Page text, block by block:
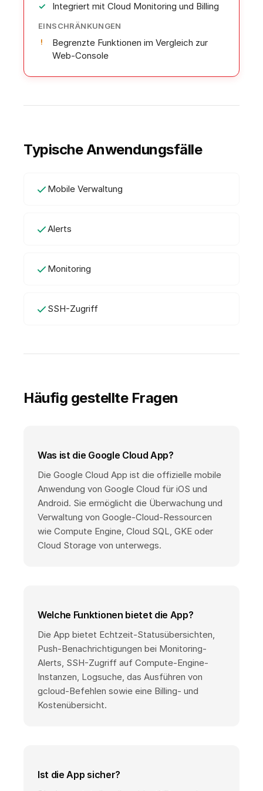
Integriert mit Cloud Monitoring und Billing
EINSCHRÄNKUNGEN
Begrenzte Funktionen im Vergleich zur
Web-Console
Typische Anwendungsfälle
Mobile Verwaltung
Alerts
Monitoring
SSH-Zugriff
Häufig gestellte Fragen
Was ist die Google Cloud App?
Die Google Cloud App ist die offizielle mobile
Anwendung von Google Cloud für iOS und
Android. Sie ermöglicht die Überwachung und
Verwaltung von Google-Cloud-Ressourcen
wie Compute Engine, Cloud SQL, GKE oder
Cloud Storage von unterwegs.
Welche Funktionen bietet die App?
Die App bietet Echtzeit-Statusübersichten,
Push-Benachrichtigungen bei Monitoring-
Alerts, SSH-Zugriff auf Compute-Engine-
Instanzen, Logsuche, das Ausführen von
gcloud-Befehlen sowie eine Billing- und
Kostenübersicht.
Ist die App sicher?